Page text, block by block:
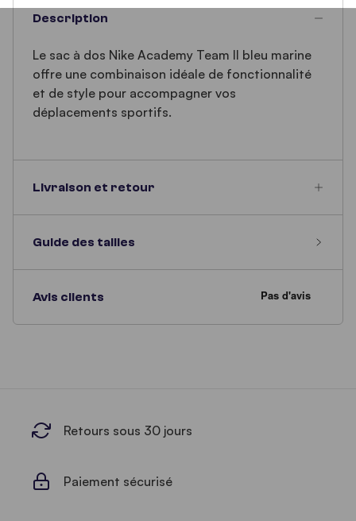
Description
Le sac à dos Nike Academy Team II bleu marine
offre une combinaison idéale de fonctionnalité
et de style pour accompagner vos
déplacements sportifs.
Livraison et retour
Guide des tailles
Avis clients
Retours sous 30 jours
Paiement sécurisé